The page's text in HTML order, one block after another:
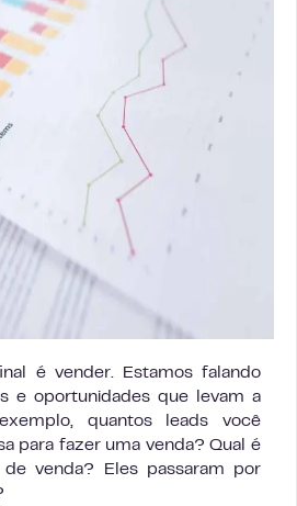
é vender. Estamos falando
e oportunidades que levam a
quantos leads você
para fazer uma venda? Qual é
venda? Eles passaram por